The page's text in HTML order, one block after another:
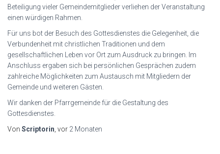
Beteiligung vieler Gemeindemitglieder verliehen der Veranstaltung
einen würdigen Rahmen.
Für uns bot der Besuch des Gottesdienstes die Gelegenheit, die
Verbundenheit mit christlichen Traditionen und dem
gesellschaftlichen Leben vor Ort zum Ausdruck zu bringen. Im
Anschluss ergaben sich bei persönlichen Gesprächen zudem
zahlreiche Möglichkeiten zum Austausch mit Mitgliedern der
Gemeinde und weiteren Gästen.
Wir danken der Pfarrgemeinde für die Gestaltung des
Gottesdienstes.
Von Scriptorin , vor 2 Monaten